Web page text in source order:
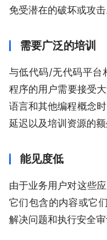
免受潜在的破坏或攻击
需要广泛的培训
与低代码/无代码平台
程序的用户需要接受
语言和其他编程概念
延迟以及培训资源的额
能见度低
由于业务用户对这些
它们包含的内容或它
解决问题和执行安全审